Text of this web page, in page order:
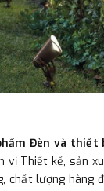
Đèn và thiết
vị Thiết kế, sản
chất lượng hàng